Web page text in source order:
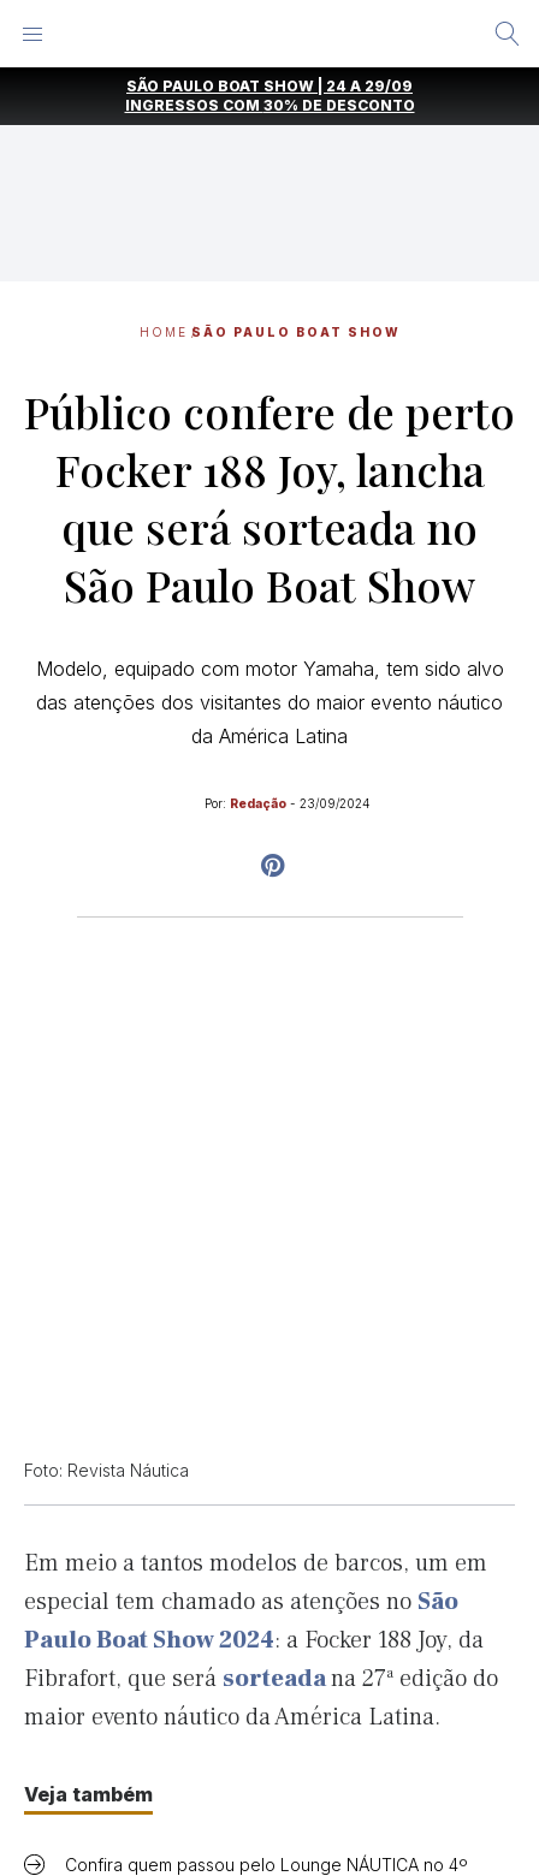
SÃO PAULO BOAT SHOW | 24 A 29/09
INGRESSOS COM 30% DE DESCONTO
HOME SÃO PAULO BOAT SHOW
Público confere de perto
Focker 188 Joy, lancha
que será sorteada no
São Paulo Boat Show
Modelo, equipado com motor Yamaha, tem sido alvo
das atenções dos visitantes do maior evento náutico
da América Latina
Por: Redação - 23/09/2024
Foto: Revista Náutica
Em meio a tantos modelos de barcos, um em
especial tem chamado as atenções no São
Paulo Boat Show 2024: a Focker 188 Joy, da
Fibrafort, que será sorteadana 27ª edição do
maior evento náutico da América Latina.
Veja também
Confira quem passou pelo Lounge NÁUTICA no 4º